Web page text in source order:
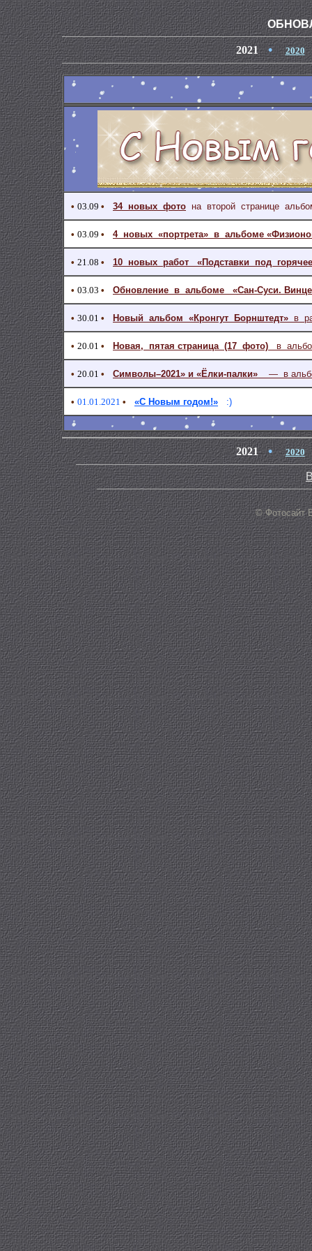
2021 • 2020
• 03.09 • 34 новых фото на второй странице
• 03.09 • 4 новых «портрета» в альбоме
• 21.08 • 10 новых работ «Подставки под
• 03.03 • Обновление в альбоме «Cан-Суси.
• 30.01 • Новый альбом «Кронгут Борнштедт» в
• 20.01 • Новая, пятая страница (17 фото) в
• 20.01 • Символы–2021» и «Ёлки-палки» — в
• 01.01.2021 • «С Новым годом!» :)
2021 • 2020
© Фотосайт